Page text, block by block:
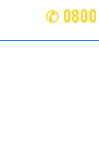
✆ 0800